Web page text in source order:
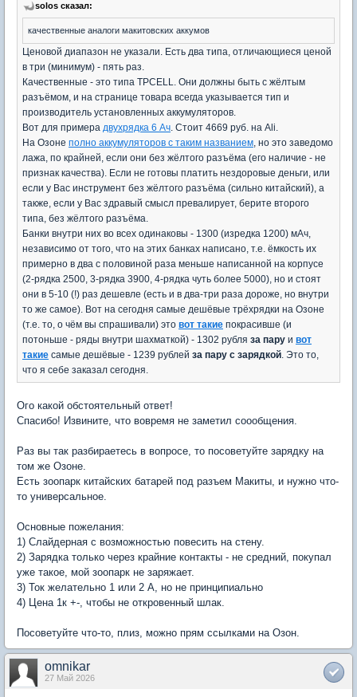
solos сказал:
качественные аналоги макитовских аккумов
Ценовой диапазон не указали. Есть два типа, отличающиеся ценой
в три (минимум) - пять раз.
Качественные - это типа TPCELL. Они должны быть с жёлтым
разъёмом, и на странице товара всегда указывается тип и
производитель установленных аккумуляторов.
Вот для примера двухрядка 6 Ач . Стоит 4669 руб. на Ali.
На Озоне полно аккумуляторов с таким названием , но это заведомо
лажа, по крайней, если они без жёлтого разъёма (его наличие - не
признак качества). Если не готовы платить нездоровые деньги, или
если у Вас инструмент без жёлтого разъёма (сильно китайский), а
также, если у Вас здравый смысл превалирует, берите второго
типа, без жёлтого разъёма.
Банки внутри них во всех одинаковы - 1300 (изредка 1200) мАч,
независимо от того, что на этих банках написано, т.е. ёмкость их
примерно в два с половиной раза меньше написанной на корпусе
(2-рядка 2500, 3-рядка 3900, 4-рядка чуть более 5000), но и стоят
они в 5-10 (!) раз дешевле (есть и в два-три раза дороже, но внутри
то же самое). Вот на сегодня самые дешёвые трёхрядки на Озоне
(т.е. то, о чём вы спрашивали) это вот такие покрасивше (и
потоньше - ряды внутри шахматкой) - 1302 рубля за пару и вот
такие самые дешёвые - 1239 рублей за пару с зарядкой . Это то,
что я себе заказал сегодня.
Ого какой обстоятельный ответ!
Спасибо! Извините, что вовремя не заметил соообщения.
Раз вы так разбираетесь в вопросе, то посоветуйте зарядку на
том же Озоне.
Есть зоопарк китайских батарей под разъем Макиты, и нужно что-
то универсальное.
Основные пожелания:
1) Слайдерная с возможностью повесить на стену.
2) Зарядка только через крайние контакты - не средний, покупал
уже такое, мой зоопарк не заряжает.
3) Ток желательно 1 или 2 А, но не принципиально
4) Цена 1к +-, чтобы не откровенный шлак.
Посоветуйте что-то, плиз, можно прям ссылками на Озон.
omnikar
27 Май 2026